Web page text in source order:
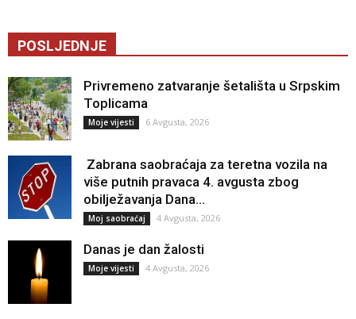
POSLJEDNJE
Privremeno zatvaranje šetališta u Srpskim
Toplicama
Moje vijesti 6 Avgusta, 2026
Zabrana saobraćaja za teretna vozila na
više putnih pravaca 4. avgusta zbog
obilježavanja Dana...
Moj saobraćaj 4 Avgusta, 2026
Danas je dan žalosti
Moje vijesti 4 Avgusta, 2026